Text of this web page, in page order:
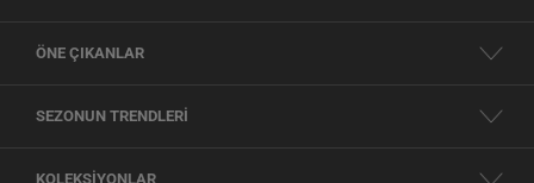
ÖNE ÇIKANLAR
SEZONUN TRENDLERİ
KOLEKSİYONLAR